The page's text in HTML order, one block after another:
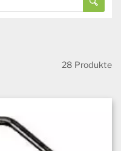
28 Produkte